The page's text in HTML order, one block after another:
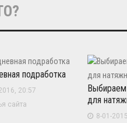
подработка
20:57
сайта
Выбираем
для
8-01-